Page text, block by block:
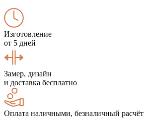
Изготовление
от 5 дней
Замер, дизайн
и доставка бесплатно
Оплата наличными, безналичный расчёт